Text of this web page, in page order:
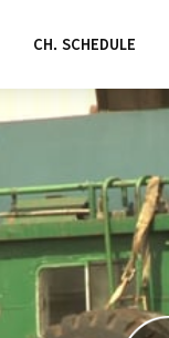
CH. SCHEDULE